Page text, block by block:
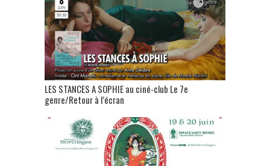
LES STANCES A SOPHIE au ciné-club Le 7e
genre/Retour à l’écran